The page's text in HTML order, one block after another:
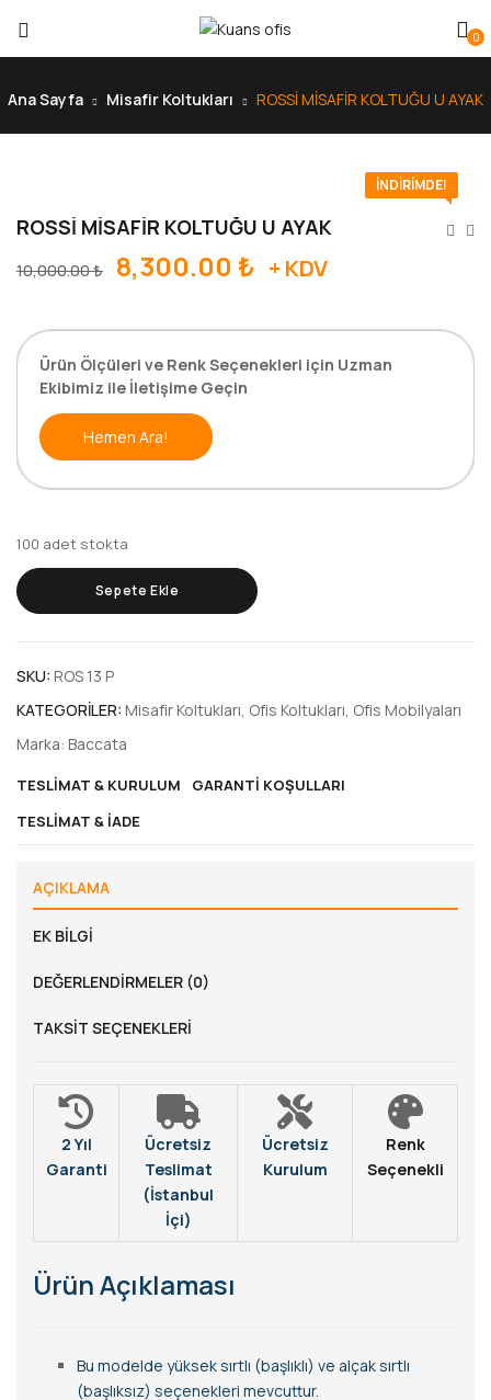
0
Ana Sayfa Misafir Koltukları ROSSİ MİSAFİR KOLTUĞU U AYAK
İNDIRIMDE!
ROSSİ MİSAFİR KOLTUĞU U AYAK
10,000.00₺ 8,300.00 ₺ + KDV
Ürün Ölçüleri ve Renk Seçenekleri için Uzman
Ekibimiz ile İletişime Geçin
Hemen Ara!
100 adet stokta
Sepete Ekle
SKU: ROS 13 P
KATEGORILER: Misafir Koltukları, Ofis Koltukları, Ofis Mobilyaları
Marka: Baccata
TESLIMAT & KURULUM
GARANTI KOŞULLARI
TESLIMAT & İADE
AÇIKLAMA
EK BILGI
DEĞERLENDIRMELER (0)
TAKSIT SEÇENEKLERI
2 Yıl
Garanti
Ücretsiz
Teslimat
(İstanbul
İçi)
Ücretsiz
Kurulum
Renk
Seçenekli
Ürün Açıklaması
Bu modelde yüksek sırtlı (başlıklı) ve alçak sırtlı
(başlıksız) seçenekleri mevcuttur.